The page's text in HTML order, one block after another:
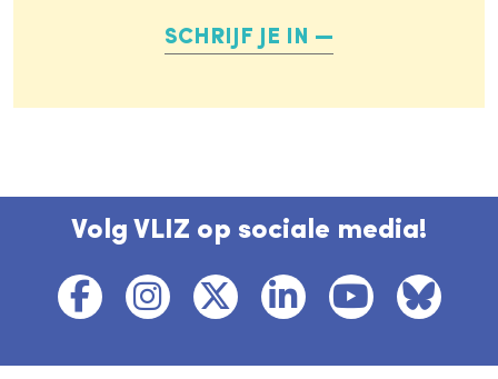
SCHRIJF JE IN
Volg VLIZ op sociale media!